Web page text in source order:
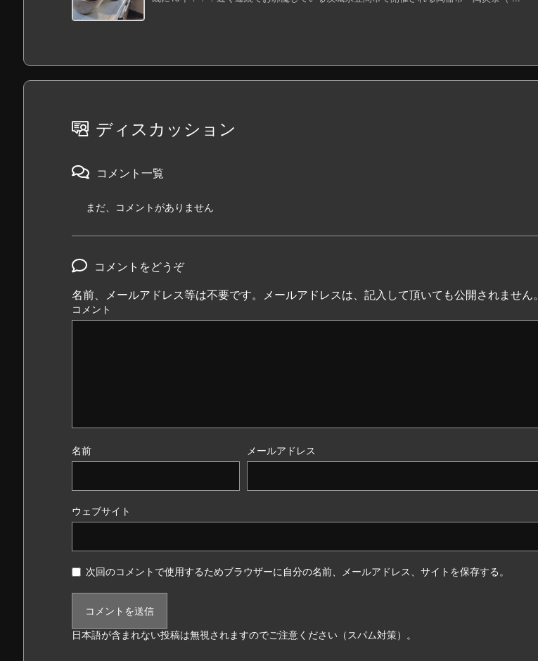
ディスカッション
コメント一覧
まだ、コメントがありません
コメントをどうぞ
名前、メールアドレス等は不要です。メールアドレスは、記入して頂いても公開されません。
コメント
名前 メールアドレス
ウェブサイト
次回のコメントで使用するためブラウザーに自分の名前、メールアドレス、サイトを保存する。
日本語が含まれない投稿は無視されますのでご注意ください（スパム対策）。